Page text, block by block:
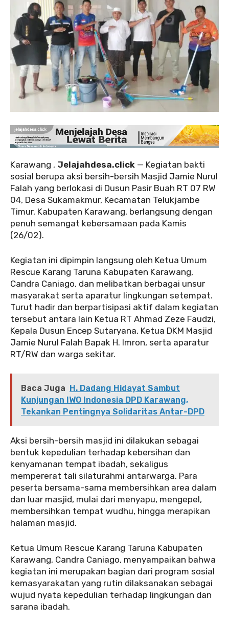
Karawang , Jelajahdesa.click — Kegiatan bakti
sosial berupa aksi bersih-bersih Masjid Jamie Nurul
Falah yang berlokasi di Dusun Pasir Buah RT 07 RW
04, Desa Sukamakmur, Kecamatan Telukjambe
Timur, Kabupaten Karawang, berlangsung dengan
penuh semangat kebersamaan pada Kamis
(26/02).
Kegiatan ini dipimpin langsung oleh Ketua Umum
Rescue Karang Taruna Kabupaten Karawang,
Candra Caniago, dan melibatkan berbagai unsur
masyarakat serta aparatur lingkungan setempat.
Turut hadir dan berpartisipasi aktif dalam kegiatan
tersebut antara lain Ketua RT Ahmad Zeze Faudzi,
Kepala Dusun Encep Sutaryana, Ketua DKM Masjid
Jamie Nurul Falah Bapak H. Imron, serta aparatur
RT/RW dan warga sekitar.
Baca Juga H. Dadang Hidayat Sambut
Kunjungan IWO Indonesia DPD Karawang,
Tekankan Pentingnya Solidaritas Antar-DPD
‎Aksi bersih-bersih masjid ini dilakukan sebagai
bentuk kepedulian terhadap kebersihan dan
kenyamanan tempat ibadah, sekaligus
mempererat tali silaturahmi antarwarga. Para
peserta bersama-sama membersihkan area dalam
dan luar masjid, mulai dari menyapu, mengepel,
membersihkan tempat wudhu, hingga merapikan
halaman masjid.
‎‎Ketua Umum Rescue Karang Taruna Kabupaten
Karawang, Candra Caniago, menyampaikan bahwa
kegiatan ini merupakan bagian dari program sosial
kemasyarakatan yang rutin dilaksanakan sebagai
wujud nyata kepedulian terhadap lingkungan dan
sarana ibadah.